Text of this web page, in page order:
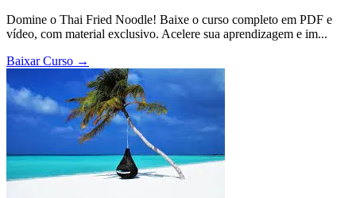
Domine o Thai Fried Noodle! Baixe o curso completo em PDF e
vídeo, com material exclusivo. Acelere sua aprendizagem e im...
Baixar Curso →